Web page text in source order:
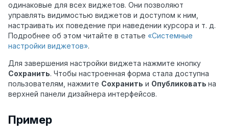
одинаковые для всех виджетов. Они позволяют
управлять видимостью виджетов и доступом к ним,
настраивать их поведение при наведении курсора и т. д.
Подробнее об этом читайте в статье «Системные
настройки виджетов».
Для завершения настройки виджета нажмите кнопку
Сохранить. Чтобы настроенная форма стала доступна
пользователям, нажмите Сохранить и Опубликовать на
верхней панели дизайнера интерфейсов.
Пример